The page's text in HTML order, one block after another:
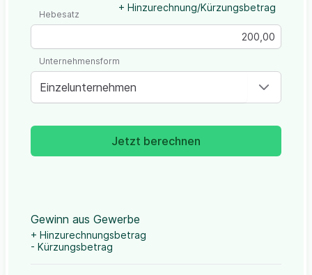
+ Hinzurechnung/Kürzungsbetrag
Hebesatz
Einzelunternehmen
Unternehmensform
Jetzt berechnen
Gewinn aus Gewerbe
+ Hinzurechnungsbetrag
- Kürzungsbetrag